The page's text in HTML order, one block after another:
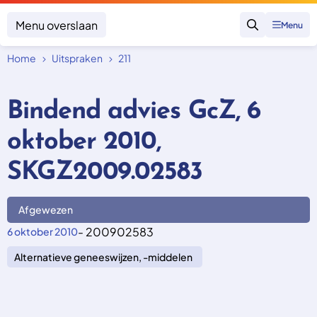
Menu overslaan
Zoeken
Menu
Onderwerpen
Zorgverzekering afsluiten
Vergoeding van zorg
Zorg in het buitenland
Geen zorgverzekering
Focus en impact
Uitspraken
Over SKGZ
Nieuws
Home Uitspraken 211
Bindend advies GcZ, 6
oktober 2010,
SKGZ2009.02583
Afgewezen
6 oktober 2010- 200902583
Alternatieve geneeswijzen, -middelen